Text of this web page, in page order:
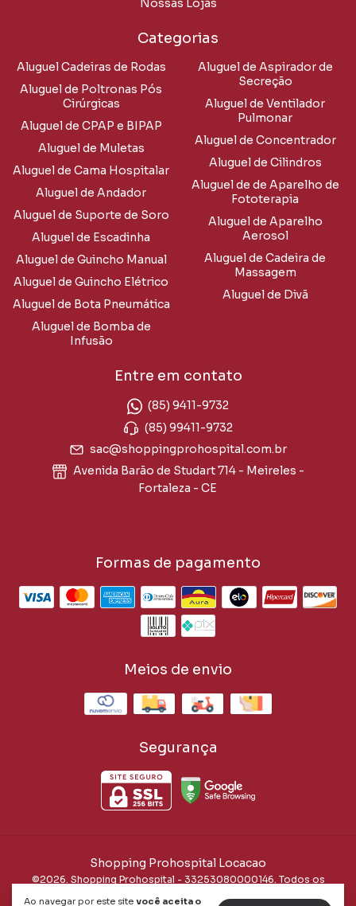
Ao navegar por este site você aceita o
Nossas Lojas
Categorias
Aluguel Cadeiras de Rodas
Aluguel de Poltronas Pós
Cirúrgicas
Aluguel de CPAP e BIPAP
Aluguel de Muletas
Aluguel de Cama Hospitalar
Aluguel de Andador
Aluguel de Suporte de Soro
Aluguel de Escadinha
Aluguel de Guincho Manual
Aluguel de Guincho Elétrico
Aluguel de Bota Pneumática
Aluguel de Bomba de
Infusão
Aluguel de Aspirador de
Secreção
Aluguel de Ventilador
Pulmonar
Aluguel de Concentrador
Aluguel de Cilindros
Aluguel de de Aparelho de
Fototerapia
Aluguel de Aparelho
Aerosol
Aluguel de Cadeira de
Massagem
Aluguel de Divã
Entre em contato
(85) 9411-9732
(85) 99411-9732
sac@shoppingprohospital.com.br
Avenida Barão de Studart 714 - Meireles -
Fortaleza - CE
Formas de pagamento
Meios de envio
Segurança
Shopping Prohospital Locacao
©2026. Shopping Prohospital - 33253080000146. Todos os